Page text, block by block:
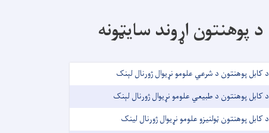
د پوهنتون اړوند سایټونه
د کابل پوهنتون د شرعي علومو نړیوال ژورنال لېنک
د کابل پوهنتون د طبیعي علومو نړیوال ژورنال لېنک
د کابل پوهنتون ټولنیزو علومو نړیوال ژورنال لینک